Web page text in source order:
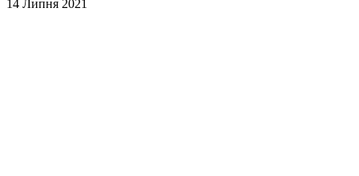
14 Липня 2021